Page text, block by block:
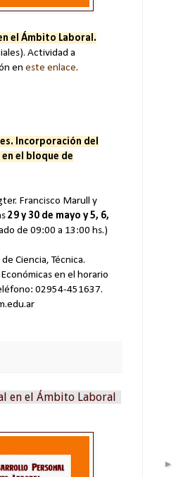
el Ámbito Laboral.
Actividad a
en este enlace.
Incorporación del
el bloque de
Francisco Marull y
29 y 30 de mayo y 5, 6,
de 09:00 a 13:00 hs.)
Ciencia, Técnica.
en el horario
02954-451637.
en el Ámbito Laboral
►